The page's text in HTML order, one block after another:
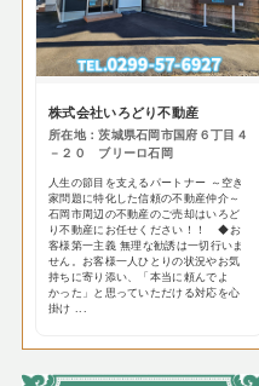
株式会社いろどり不動産
所在地：茨城県石岡市国府６丁目４
－２０ ブリーロ石岡
人生の節目を支えるパートナー ～空き
家問題に特化した信頼の不動産仲介～
石岡市周辺の不動産のご売却はいろど
り不動産にお任せください！！ ◆お
客様第一主義 無理な勧誘は一切行いま
せん。お客様一人ひとりの状況やお気
持ちに寄り添い、「本当に頼んでよ
かった」と思っていただける対応を心
掛け ...